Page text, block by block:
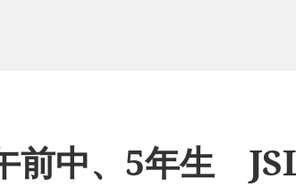
前中、5年生